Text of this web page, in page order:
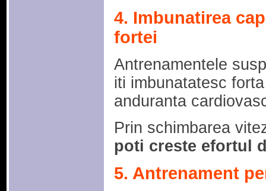
4. Imbunatirea
fortei
Antrenamentele
iti imbunatatesc
anduranta
Prin schimbarea
poti creste efortul
5. Antrenament